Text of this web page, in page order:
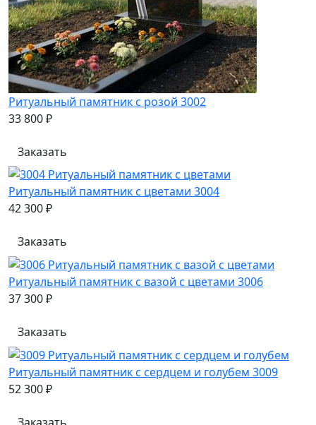
Ритуальный памятник с розой 3002
33 800 ₽
Заказать
Ритуальный памятник с цветами 3004
42 300 ₽
Заказать
Ритуальный памятник с вазой с цветами 3006
37 300 ₽
Заказать
Ритуальный памятник с сердцем и голубем 3009
52 300 ₽